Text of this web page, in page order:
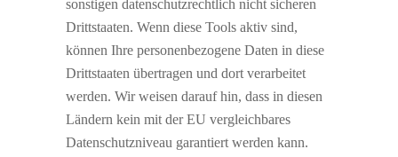
sonstigen datenschutzrechtlich nicht sicheren
Drittstaaten. Wenn diese Tools aktiv sind,
können Ihre personenbezogene Daten in diese
Drittstaaten übertragen und dort verarbeitet
werden. Wir weisen darauf hin, dass in diesen
Ländern kein mit der EU vergleichbares
Datenschutzniveau garantiert werden kann.